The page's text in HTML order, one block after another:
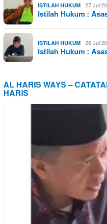
ISTILAH HUKUM 27 Jul
Istilah Hukum :
ISTILAH HUKUM 26 Jul
Istilah Hukum :
AL HARIS WAYS –
HARIS